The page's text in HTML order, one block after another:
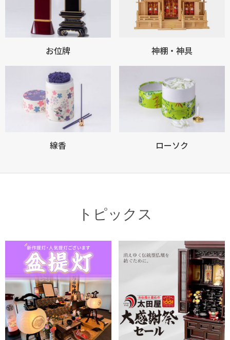
お位牌 神棚・神具
線香 ローソク
トピックス